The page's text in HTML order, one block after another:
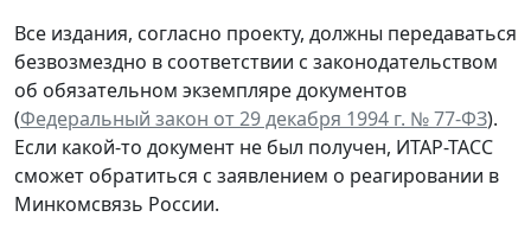
Все издания, согласно проекту, должны передаваться
безвозмездно в соответствии с законодательством
об обязательном экземпляре документов
(Федеральный закон от 29 декабря 1994 г. № 77-ФЗ).
Если какой-то документ не был получен, ИТАР-ТАСС
сможет обратиться с заявлением о реагировании в
Минкомсвязь России.